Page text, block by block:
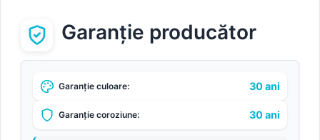
Garanție producător
Garanție culoare: 30 ani
Garanție coroziune: 30 ani